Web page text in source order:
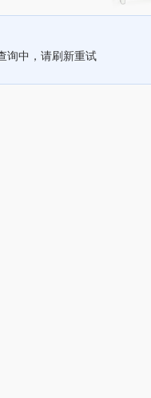
询中，请刷新重试